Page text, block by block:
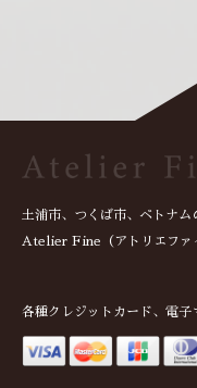
土浦市、つくば市、ベトナム
Atelier Fine（アトリエファ
各種クレジットカード、電子